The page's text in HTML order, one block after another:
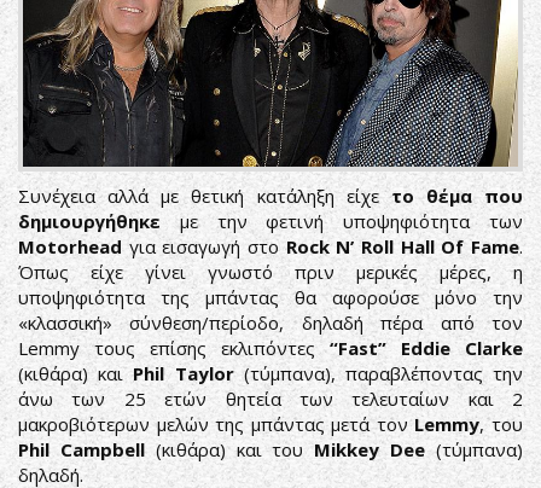
Συνέχεια αλλά με θετική κατάληξη είχε το θέμα που
δημιουργήθηκε
με την φετινή υποψηφιότητα των
Motorhead για εισαγωγή στοRock N’ Roll Hall Of Fame.
Όπως είχε γίνει γνωστό πριν μερικές μέρες, η
υποψηφιότητα της μπάντας θα αφορούσε μόνο την
«κλασσική» σύνθεση/περίοδο, δηλαδή πέρα από τον
Lemmy τους επίσης εκλιπόντες“Fast” Eddie Clarke
(κιθάρα) καιPhil Taylor(τύμπανα), παραβλέποντας την
άνω των 25 ετών θητεία των τελευταίων και 2
μακροβιότερων μελών της μπάντας μετά τονLemmy, του
Phil Campbell(κιθάρα) και του Mikkey Dee (τύμπανα)
δηλαδή.